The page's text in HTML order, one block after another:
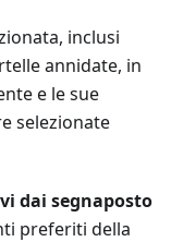
inclusi
annidate, in
e le sue
selezionate
dai segnaposto
preferiti della